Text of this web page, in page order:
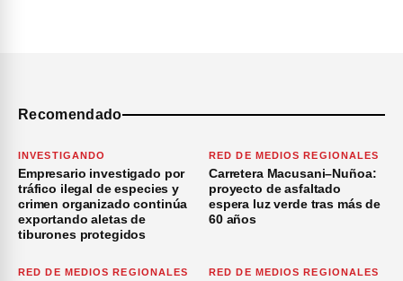
Recomendado
INVESTIGANDO
Empresario investigado por
tráfico ilegal de especies y
crimen organizado continúa
exportando aletas de
tiburones protegidos
RED DE MEDIOS REGIONALES
Carretera Macusani–Nuñoa:
proyecto de asfaltado
espera luz verde tras más de
60 años
RED DE MEDIOS REGIONALES RED DE MEDIOS REGIONALES